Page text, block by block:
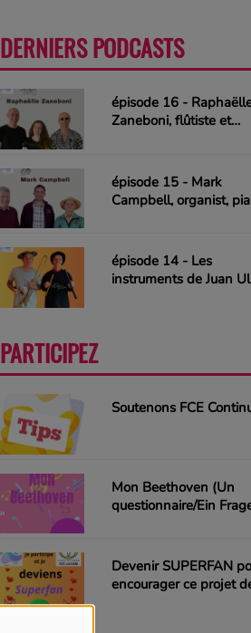
DERNIERS PODCASTS
épisode 16 -
Zaneboni, flûtiste et
épisode 15 - Mark
Campbell, organist,
épisode 14 - Les
instruments de Juan
PARTICIPEZ
Soutenons FCE
Mon Beethoven (Un
questionnaire/Ein
Devenir SUPERFAN
encourager ce projet